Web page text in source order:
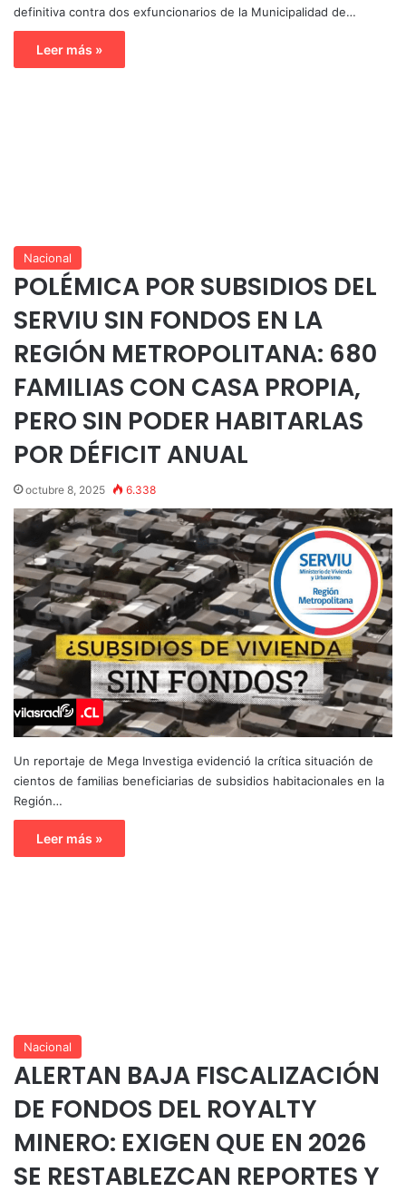
definitiva contra dos exfuncionarios de la Municipalidad de…
Leer más »
Nacional
POLÉMICA POR SUBSIDIOS DEL
SERVIU SIN FONDOS EN LA
REGIÓN METROPOLITANA: 680
FAMILIAS CON CASA PROPIA,
PERO SIN PODER HABITARLAS
POR DÉFICIT ANUAL
octubre 8, 2025 6.338
Un reportaje de Mega Investiga evidenció la crítica situación de
cientos de familias beneficiarias de subsidios habitacionales en la
Región…
Leer más »
Nacional
ALERTAN BAJA FISCALIZACIÓN
DE FONDOS DEL ROYALTY
MINERO: EXIGEN QUE EN 2026
SE RESTABLEZCAN REPORTES Y